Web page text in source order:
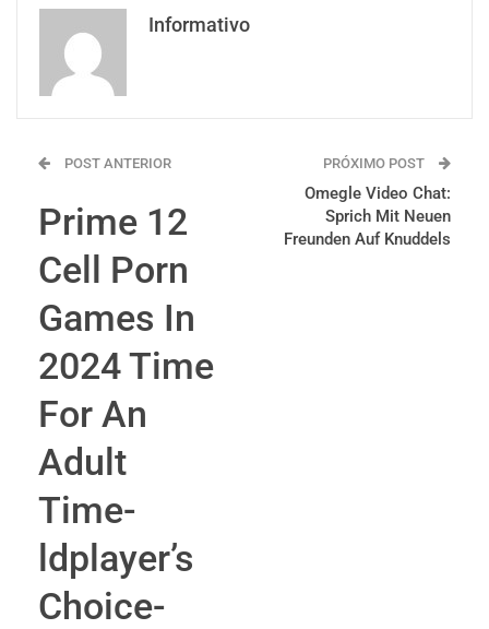
Informativo
POST ANTERIOR
Prime 12
Cell Porn
Games In
2024 Time
For An
Adult
Time-
ldplayer’s
Choice-
PRÓXIMO POST
Omegle Video Chat:
Sprich Mit Neuen
Freunden Auf Knuddels